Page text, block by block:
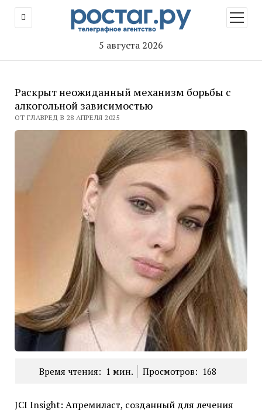
5 августа 2026
меню
Раскрыт неожиданный механизм борьбы с
алкогольной зависимостью
ОТ ГЛАВРЕД В 28 АПРЕЛЯ 2025
Время чтения: 1 мин. Просмотров: 168
JCI Insight: Апремиласт, созданный для лечения